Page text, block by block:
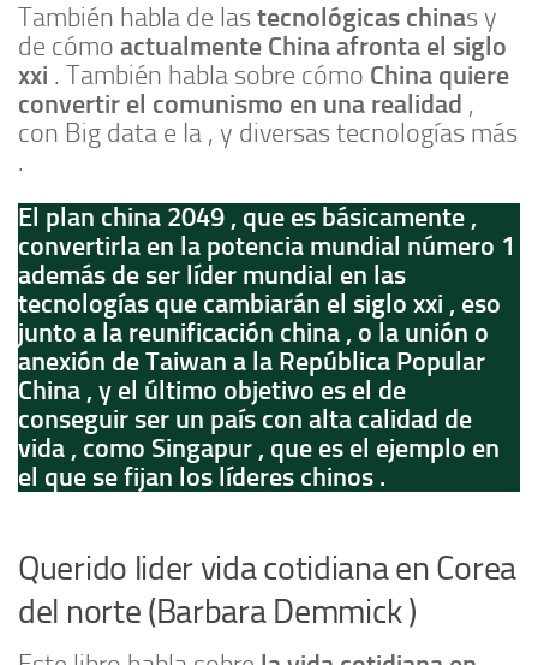
También habla de lastecnológicas chinas y
de cómo actualmente China afronta el siglo
xxi . También habla sobre cómo China quiere
convertir el comunismo en una realidad ,
con Big data e Ia , y diversas tecnologías más
.
El plan china 2049 , que es básicamente ,
convertirla en la potencia mundial número 1
además de ser líder mundial en las
tecnologías que cambiarán el siglo xxi , eso
junto a la reunificación china , o la unión o
anexión de Taiwan a la República Popular
China , y el último objetivo es el de
conseguir ser un país con alta calidad de
vida , como Singapur , que es el ejemplo en
el que se fijan los líderes chinos .
Querido lider vida cotidiana en Corea
del norte (Barbara Demmick )